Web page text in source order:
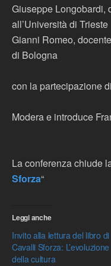
Giuseppe Longobardi,
all’Università di Trieste
Gianni Romeo,
di Bologna
con la partecipazione
Modera e introduce
La conferenza chiude
Sforza“
Leggi anche
Invito alla lettura del libro di
Cavalli Sforza: L’evoluzione
della cultura